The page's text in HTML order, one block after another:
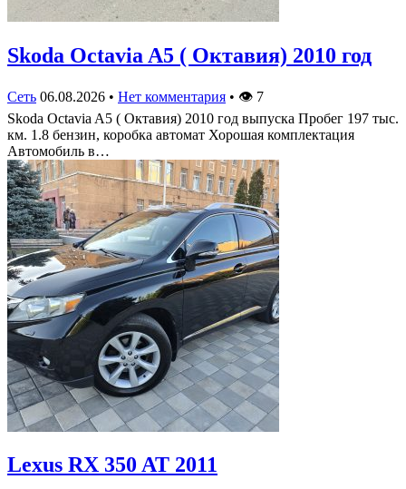
Skoda Octavia A5 ( Октавия) 2010 год
Сеть 06.08.2026 • Нет комментария • 👁 7
Skoda Octavia A5 ( Октавия) 2010 год выпуска Пробег 197 тыс.
км. 1.8 бензин, коробка автомат Хорошая комплектация
Автомобиль в…
Lexus RX 350 AT 2011